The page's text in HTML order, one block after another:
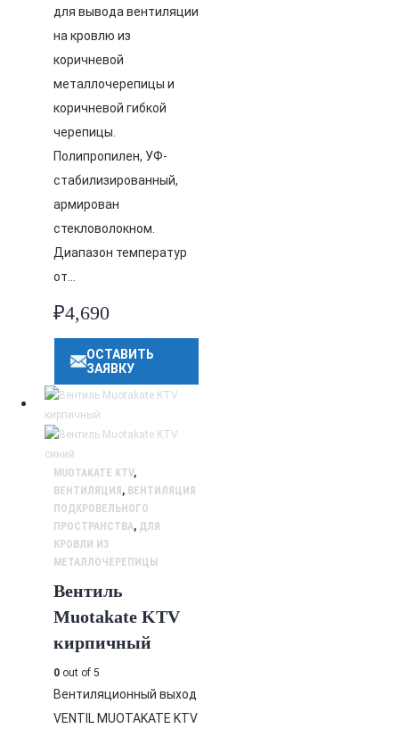
для вывода вентиляции
на кровлю из
коричневой
металлочерепицы и
коричневой гибкой
черепицы.
Полипропилен, УФ-
стабилизированный,
армирован
стекловолокном.
Диапазон температур
от…
₽4,690
ОСТАВИТЬ
ЗАЯВКУ
MUOTAKATE KTV,
ВЕНТИЛЯЦИЯ , ВЕНТИЛЯЦИЯ
ПОДКРОВЕЛЬНОГО
ПРОСТРАНСТВА, ДЛЯ
КРОВЛИ ИЗ
МЕТАЛЛОЧЕРЕПИЦЫ
Вентиль
Muotakate KTV
кирпичный
0 out of 5
Вентиляционный выход
VENTIL MUOTAKATE KTV